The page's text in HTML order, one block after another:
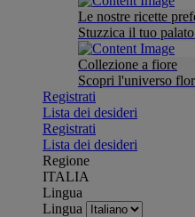
Le nostre ricette
Stuzzica il tuo
Collezione a fiore
Scopri l'universo
Registrati
Lista dei desideri
Registrati
Lista dei desideri
Regione
ITALIA
Lingua
Lingua